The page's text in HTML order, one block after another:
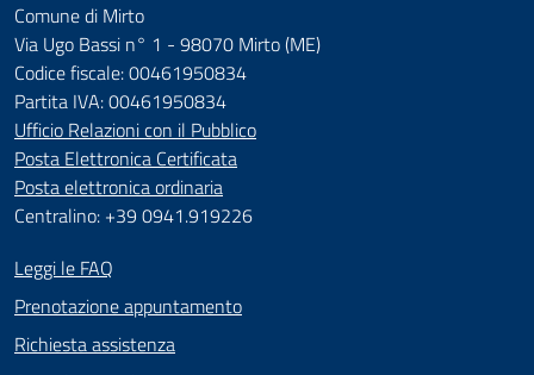
Comune di Mirto
Via Ugo Bassi n° 1 - 98070 Mirto (ME)
Codice fiscale: 00461950834
Partita IVA: 00461950834
Ufficio Relazioni con il Pubblico
Posta Elettronica Certificata
Posta elettronica ordinaria
Centralino: +39 0941.919226
Leggi le FAQ
Prenotazione appuntamento
Richiesta assistenza